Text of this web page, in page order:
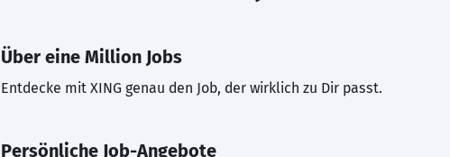
Über eine Million Jobs
Entdecke mit XING genau den Job, der wirklich zu Dir passt.
Persönliche Job-Angebote